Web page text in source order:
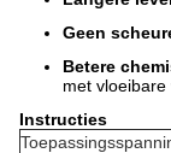
Geen
Betere
met vloeibare
Instructies